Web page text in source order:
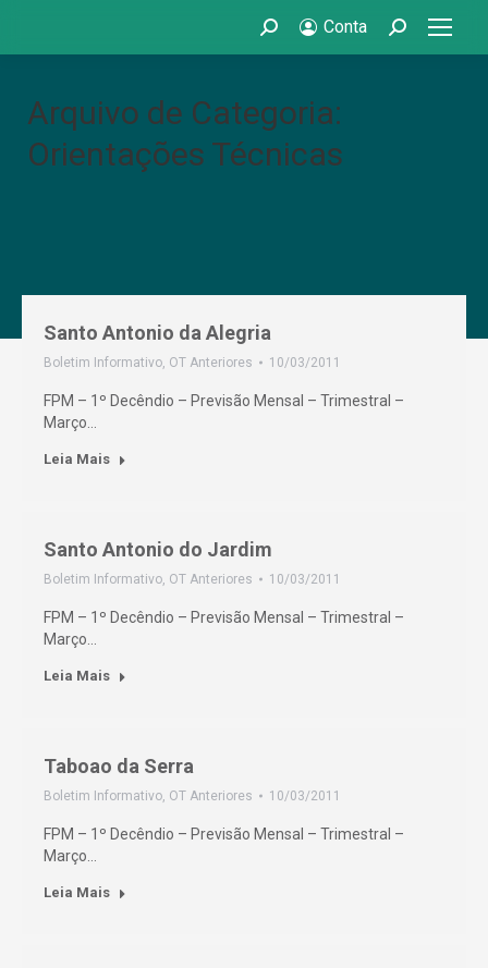
Search: Conta Search:
Arquivo de Categoria:
Orientações Técnicas
Santo Antonio da Alegria
Boletim Informativo, OT Anteriores 10/03/2011
FPM – 1º Decêndio – Previsão Mensal – Trimestral –
Março…
Leia Mais
Santo Antonio do Jardim
Boletim Informativo, OT Anteriores 10/03/2011
FPM – 1º Decêndio – Previsão Mensal – Trimestral –
Março…
Leia Mais
Taboao da Serra
Boletim Informativo, OT Anteriores 10/03/2011
FPM – 1º Decêndio – Previsão Mensal – Trimestral –
Março…
Leia Mais